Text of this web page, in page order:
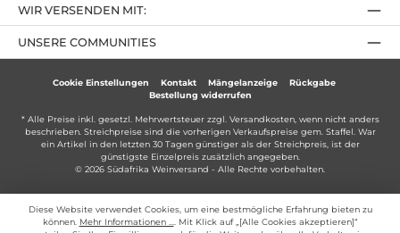
UNSERE COMMUNITIES
WIR VERSENDEN MIT:
Cookie Einstellungen Kontakt Mängelanzeige
Rückgabe
Bestellung widerrufen
* Alle Preise inkl. gesetzl. Mehrwertsteuer zzgl. Versandkosten, wenn nicht anders
beschrieben. Streichpreise sind die vorherigen Verkaufspreise gem. Staffel. War
ein Artikel in den letzten 30 Tagen günstiger als der Streichpreis, ist der
günstigste Einzelpreis zusätzlich angegeben.
© 2026 Südafrika Weinversand - Alle Rechte vorbehalten.
Diese Website verwendet Cookies, um eine bestmögliche Erfahrung bieten zu
können. Mehr Informationen ...
. Mit Klick auf „[Alle Cookies akzeptieren]“